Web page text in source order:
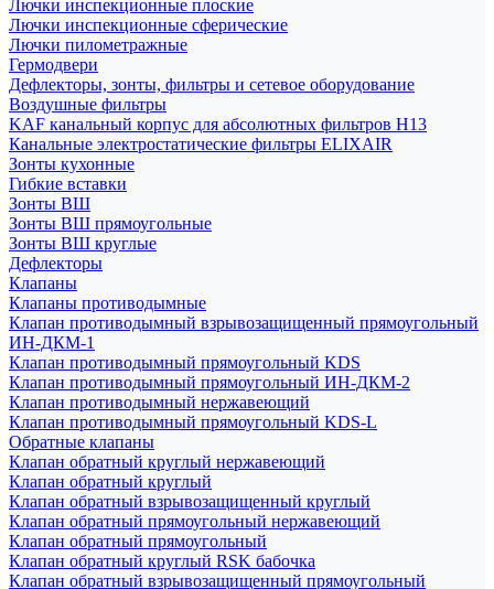
Лючки инспекционные плоские
Лючки инспекционные сферические
Лючки пилометражные
Гермодвери
Дефлекторы, зонты, фильтры и сетевое оборудование
Воздушные фильтры
KAF канальный корпус для абсолютных фильтров H13
Канальные электростатические фильтры ELIXAIR
Зонты кухонные
Гибкие вставки
Зонты ВШ
Зонты ВШ прямоугольные
Зонты ВШ круглые
Дефлекторы
Клапаны
Клапаны противодымные
Клапан противодымный взрывозащищенный прямоугольный
ИН-ДКМ-1
Клапан противодымный прямоугольный KDS
Клапан противодымный прямоугольный ИН-ДКМ-2
Клапан противодымный нержавеющий
Клапан противодымный прямоугольный KDS-L
Обратные клапаны
Клапан обратный круглый нержавеющий
Клапан обратный круглый
Клапан обратный взрывозащищенный круглый
Клапан обратный прямоугольный нержавеющий
Клапан обратный прямоугольный
Клапан обратный круглый RSK бабочка
Клапан обратный взрывозащищенный прямоугольный